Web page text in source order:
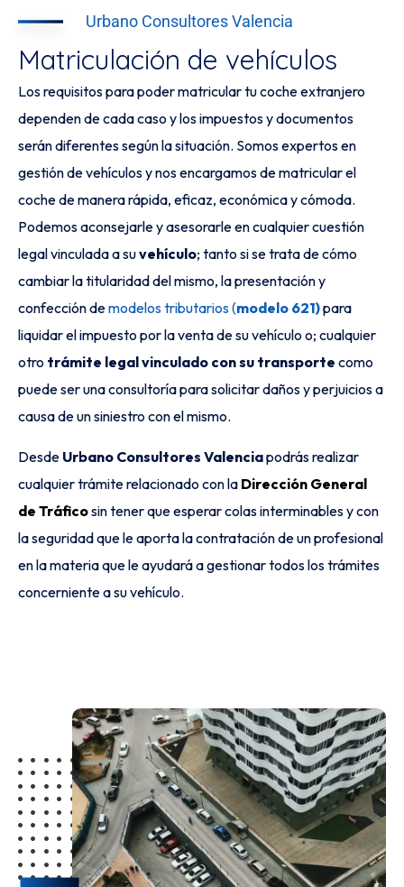
Urbano Consultores Valencia
Matriculación de vehículos
Los requisitos para poder matricular tu coche extranjero
dependen de cada caso y los impuestos y documentos
serán diferentes según la situación. Somos expertos en
gestión de vehículos y nos encargamos de matricular el
coche de manera rápida, eficaz, económica y cómoda.
Podemos aconsejarle y asesorarle en cualquier cuestión
legal vinculada a suvehículo; tanto si se trata de cómo
cambiar la titularidad del mismo, la presentación y
confección demodelos tributarios (modelo 621)para
liquidar el impuesto por la venta de su vehículo o; cualquier
otro trámite legal vinculado con su transporte como
puede ser una consultoría para solicitar daños y perjuicios a
causa de un siniestro con el mismo.
Desde Urbano Consultores Valenciapodrás realizar
cualquier trámite relacionado con la Dirección General
de Tráficosin tener que esperar colas interminables y con
la seguridad que le aporta la contratación de un profesional
en la materia que le ayudará a gestionar todos los trámites
concerniente a su vehículo.